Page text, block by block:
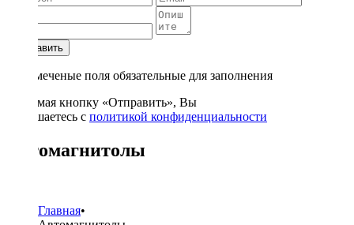
Отправить
* - отмеченые поля обязательные для заполнения
Нажимая кнопку «Отправить», Вы
соглашаетесь с политикой конфиденциальности
Автомагнитолы
Главная•